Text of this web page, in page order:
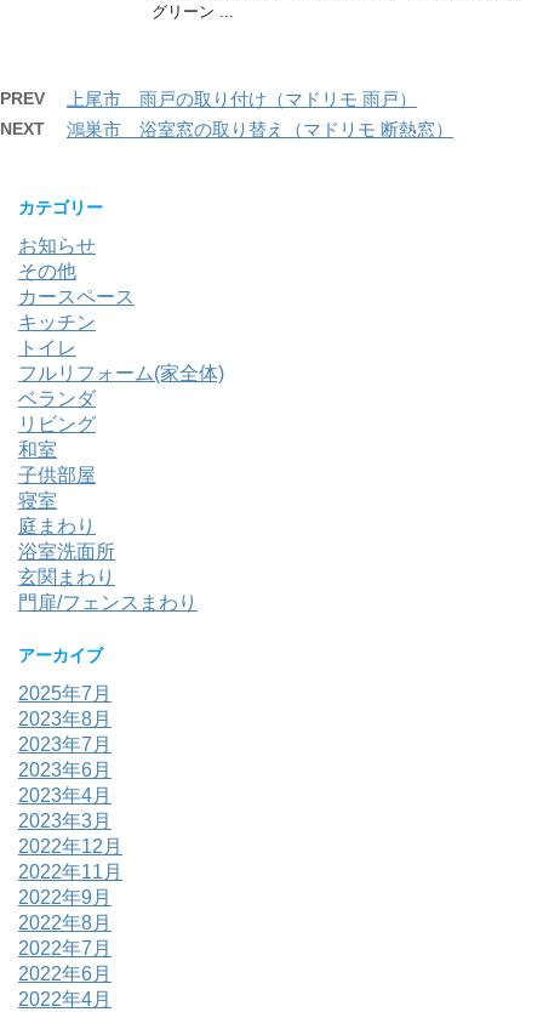
グリーン ...
PREV 上尾市 雨戸の取り付け（マドリモ 雨戸）
NEXT 鴻巣市 浴室窓の取り替え（マドリモ 断熱窓）
カテゴリー
お知らせ
その他
カースペース
キッチン
トイレ
フルリフォーム(家全体)
ベランダ
リビング
和室
子供部屋
寝室
庭まわり
浴室洗面所
玄関まわり
門扉/フェンスまわり
アーカイブ
2025年7月
2023年8月
2023年7月
2023年6月
2023年4月
2023年3月
2022年12月
2022年11月
2022年9月
2022年8月
2022年7月
2022年6月
2022年4月